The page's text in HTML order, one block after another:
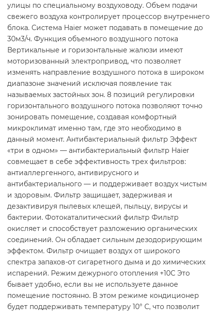
улицы по специальному воздуховоду. Объем подачи
свежего воздуха контролирует процессор внутреннего
блока. Система Haier может подавать в помещение до
30м3/ч. Функция объемного воздушного потока
Вертикальные и горизонтальные жалюзи имеют
моторизованный электропривод, что позволяет
изменять направление воздушного потока в широком
диапазоне значений исключая появление так
называемых застойных зон. 8 позиций регулировки
горизонтального воздушного потока позволяют точно
зонировать помещение, создавая комфортный
микроклимат именно там, где это необходимо в
данный момент. Антибактериальный фильтр Эффект
«три в одном» — антибактериальный фильтр Haier
совмещает в себе эффективность трех фильтров:
антиаллергенного, антивирусного и
антибактериального — и поддерживает воздух чистым
и здоровым. Фильтр защищает, задерживая и
дезактивируя пылевых клещей, пыльцу, вирусы и
бактерии. Фотокаталитический фильтр Фильтр
окисляет и способствует разложению органических
соединений. Он обладает сильным дезодорирующим
эффектом. Фильтр очищает воздух от широкого
спектра запахов-от сигаретного дыма и до химических
испарений. Режим дежурного отопления +10С Это
бывает удобно, если вы не используете данное
помещение постоянно. В этом режиме кондиционер
будет поддерживать температуру 10° С, что позволит